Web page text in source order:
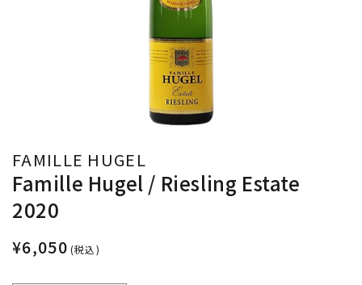
FAMILLE HUGEL
Famille Hugel / Riesling Estate
2020
¥6,050 (税込)